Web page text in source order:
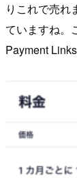
りこれで売れ
ていますね。
Payment